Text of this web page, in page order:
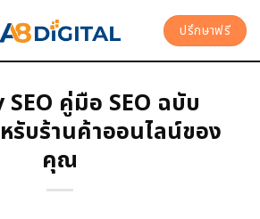
ปรึกษาฟรี
คู่มือ SEO ฉบับ
บร้านค้าออนไลน์ของ
คุณ